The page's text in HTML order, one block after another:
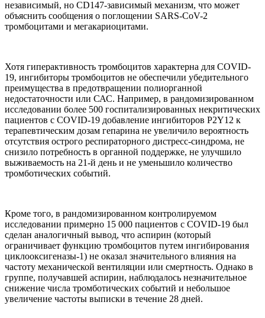
независимый, но CD147-зависимый механизм, что может
объяснить сообщения о поглощении SARS-CoV-2
тромбоцитами и мегакариоцитами.
Хотя гиперактивность тромбоцитов характерна для COVID-
19, ингибиторы тромбоцитов не обеспечили убедительного
преимущества в предотвращении полиорганной
недостаточности или САС. Например, в рандомизированном
исследовании более 500 госпитализированных некритических
пациентов с COVID-19 добавление ингибиторов P2Y12 к
терапевтическим дозам гепарина не увеличило вероятность
отсутствия острого респираторного дистресс-синдрома, не
снизило потребность в органной поддержке, не улучшило
выживаемость на 21-й день и не уменьшило количество
тромботических событий.
Кроме того, в рандомизированном контролируемом
исследовании примерно 15 000 пациентов с COVID-19 был
сделан аналогичный вывод, что аспирин (который
ограничивает функцию тромбоцитов путем ингибирования
циклооксигеназы-1) не оказал значительного влияния на
частоту механической вентиляции или смертность. Однако в
группе, получавшей аспирин, наблюдалось незначительное
снижение числа тромботических событий и небольшое
увеличение частоты выписки в течение 28 дней.